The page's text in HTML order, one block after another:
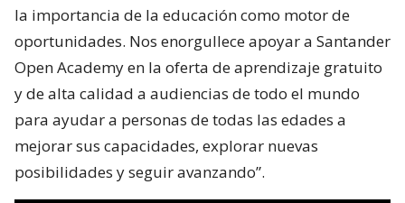
la importancia de la educación como motor de
oportunidades. Nos enorgullece apoyar a Santander
Open Academy en la oferta de aprendizaje gratuito
y de alta calidad a audiencias de todo el mundo
para ayudar a personas de todas las edades a
mejorar sus capacidades, explorar nuevas
posibilidades y seguir avanzando”.